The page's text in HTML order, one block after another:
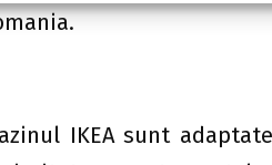
IKEA sunt adaptate